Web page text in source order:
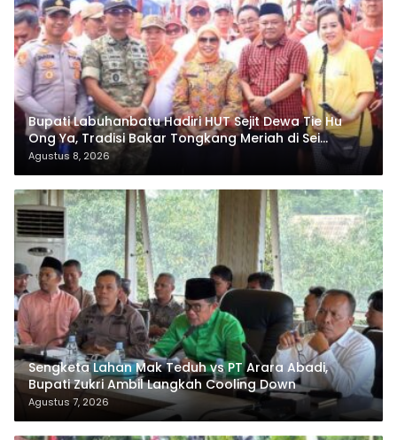
Bupati Labuhanbatu Hadiri HUT Sejit Dewa Tie Hu
Ong Ya, Tradisi Bakar Tongkang Meriah di Sei
Berombang
Agustus 8, 2026
Sengketa Lahan Mak Teduh vs PT Arara Abadi,
Bupati Zukri Ambil Langkah Cooling Down
Agustus 7, 2026